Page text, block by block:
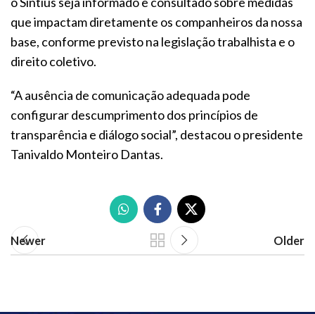
que impactam diretamente os companheiros da nossa
base, conforme previsto na legislação trabalhista e o
direito coletivo.
“A ausência de comunicação adequada pode
configurar descumprimento dos princípios de
transparência e diálogo social”, destacou o presidente
Tanivaldo Monteiro Dantas.
Newer Older